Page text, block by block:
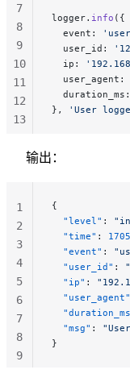
logger. info ({
  event:
  user_id:
  ip:
  user_agent:
  duration_ms:
},
'User
7
8
9
10
11
12
13
输出：
{
  "level"
:
  "time"
:
  "event"
:
  "user_id"
:
  "ip"
:
  "user_agent"
  "msg"
:
}
1
2
3
4
5
6
7
8
9